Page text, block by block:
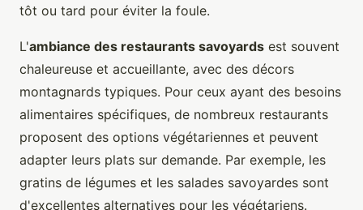
tôt ou tard pour éviter la foule.
L'ambiance des restaurants savoyards est souvent
chaleureuse et accueillante, avec des décors
montagnards typiques. Pour ceux ayant des besoins
alimentaires spécifiques, de nombreux restaurants
proposent des options végétariennes et peuvent
adapter leurs plats sur demande. Par exemple, les
gratins de légumes et les salades savoyardes sont
d'excellentes alternatives pour les végétariens.